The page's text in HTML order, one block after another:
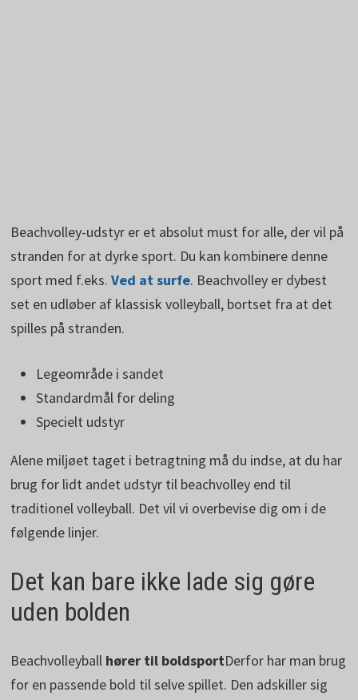
Beachvolley-udstyr er et absolut must for alle, der vil på
stranden for at dyrke sport. Du kan kombinere denne
sport med f.eks.Ved at surfe. Beachvolley er dybest
set en udløber af klassisk volleyball, bortset fra at det
spilles på stranden.
Legeområde i sandet
Standardmål for deling
Specielt udstyr
Alene miljøet taget i betragtning må du indse, at du har
brug for lidt andet udstyr til beachvolley end til
traditionel volleyball. Det vil vi overbevise dig om i de
følgende linjer.
Det kan bare ikke lade sig gøre
uden bolden
Beachvolleyball hører til boldsportDerfor har man brug
for en passende bold til selve spillet. Den adskiller sig